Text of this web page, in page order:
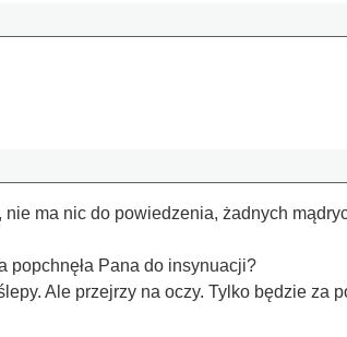
ma nic do powiedzenia, żadnych
popchnęła Pana do insynuacji?
Ale przejrzy na oczy. Tylko będzie za